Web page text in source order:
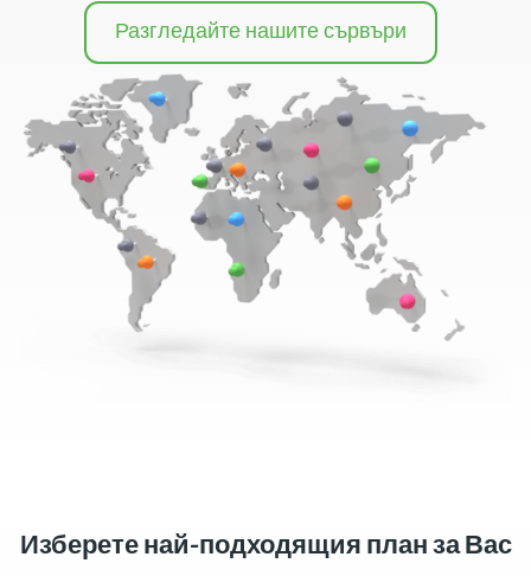
Разгледайте нашите сървъри
Изберете най-подходящия план за Вас